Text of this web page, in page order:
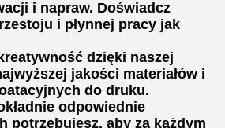
i napraw. Doświadcz
i płynnej pracy jak
dzięki naszej
jakości materiałów i
do druku.
odpowiednie
potrzebujesz, aby za każdym